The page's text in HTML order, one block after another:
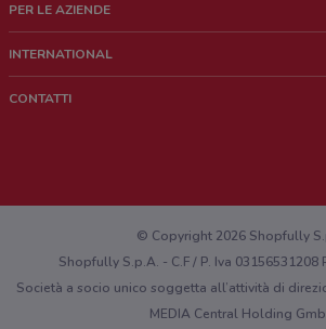
Chi siamo
Lavora con noi
PER LE AZIENDE
Richieste commerciali e marketing
INTERNATIONAL
CONTATTI
Hai un malfunzionamento sul web o sull'app?
© Copyright 2026 Shopfully
Shopfully S.p.A. - C.F / P. Iva 03156531208
Società a socio unico soggetta all’attività di
MEDIA Central Holding